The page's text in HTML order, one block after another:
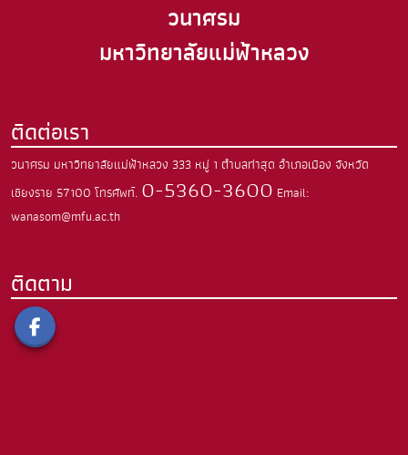
วนาศรม
มหาวิทยาลัยแม่ฟ้าหลวง
ติดต่อเรา
วนาศรม มหาวิทยาลัยแม่ฟ้าหลวง 333 หมู่ 1 ตำบลท่าสุด อำเภอเมือง จังหวัด
เชียงราย 57100 โทรศัพท์. 0-5360-3600 Email:
wanasom@mfu.ac.th
ติดตาม